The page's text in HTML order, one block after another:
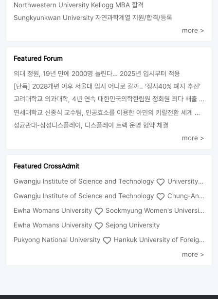
Northwestern University Kellogg MBA 합격
Sungkyunkwan University 자연과학계열 지원/합격/등록
more >
Featured Forum
의대 정원, 19년 만에 2000명 늘린다… 2025년 입시부터 적용
[단독] 2028개편 이후 서울대 입시 어디로 갈까.. ‘정시40% 폐지 추진’
고려대학교 의과대학, 4년 연속 대한민국의학한림원 정회원 최다 배출 外
연세대학교 신종식 교수팀, 인공효소를 이용한 아민의 키랄전환 세계 최초로 성공
성균관대-삼성디스플레이, 디스플레이 트랙 운영 협약 체결
more >
Featured CrossAdmit
Gwangju Institute of Science and Technology
University of Seoul
Gwangju Institute of Science and Technology
Chung-Ang University
Ewha Womans University
Sookmyung Women's University
Ewha Womans University
Sejong University
Pukyong National University
Hankuk University of Foreign Studies(Global Campus
more >